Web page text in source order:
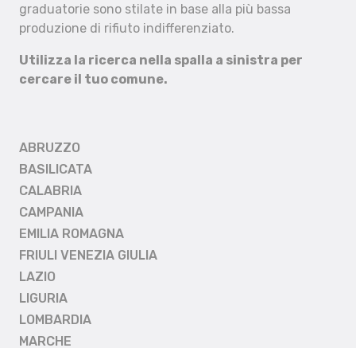
graduatorie sono stilate in base alla più bassa
produzione di rifiuto indifferenziato.
Utilizza la ricerca nella spalla a sinistra per
cercare il tuo comune.
ABRUZZO
BASILICATA
CALABRIA
CAMPANIA
EMILIA ROMAGNA
FRIULI VENEZIA GIULIA
LAZIO
LIGURIA
LOMBARDIA
MARCHE